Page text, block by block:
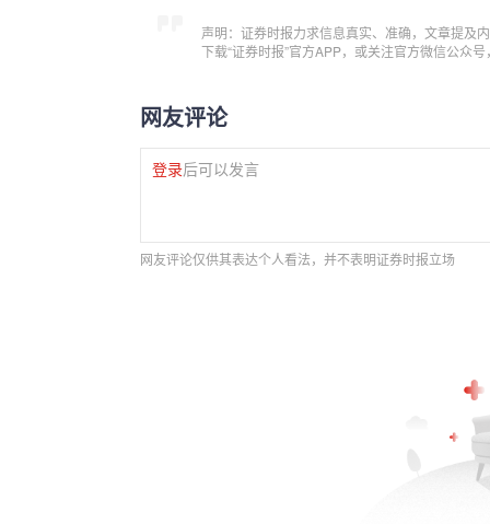
声明：证券时报力求信息真实、准确，文章提及
下载“证券时报”官方APP，或关注官方微信公众
网友评论
登录后可以发言
网友评论仅供其表达个人看法，并不表明证券时报立场